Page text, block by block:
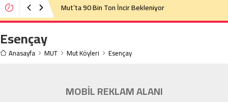
Mut’ta 90 Bin Ton İncir Bekleniyor
Esençay
Anasayfa MUT Mut Köyleri Esençay
MOBİL REKLAM ALANI